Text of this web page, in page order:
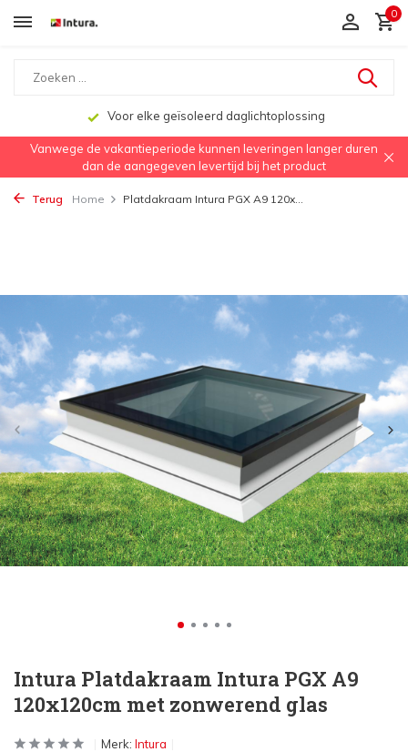
0
Voor elke geïsoleerd daglichtoplossing
Vanwege de vakantieperiode kunnen leveringen langer duren
dan de aangegeven levertijd bij het product
Terug Home Platdakraam Intura PGX A9 120x...
Intura Platdakraam Intura PGX A9
120x120cm met zonwerend glas
Merk: Intura